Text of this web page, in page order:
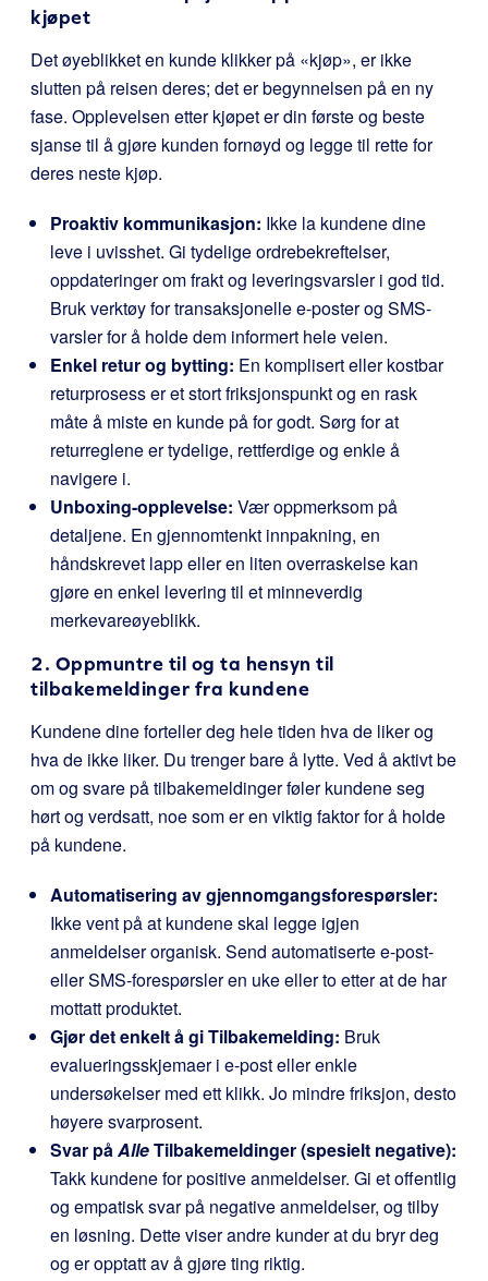
kjøpet
Det øyeblikket en kunde klikker på «kjøp», er ikke
slutten på reisen deres; det er begynnelsen på en ny
fase. Opplevelsen etter kjøpet er din første og beste
sjanse til å gjøre kunden fornøyd og legge til rette for
deres neste kjøp.
Proaktiv kommunikasjon: Ikke la kundene dine
leve i uvisshet. Gi tydelige ordrebekreftelser,
oppdateringer om frakt og leveringsvarsler i god tid.
Bruk verktøy for transaksjonelle e-poster og SMS-
varsler for å holde dem informert hele veien.
Enkel retur og bytting: En komplisert eller kostbar
returprosess er et stort friksjonspunkt og en rask
måte å miste en kunde på for godt. Sørg for at
returreglene er tydelige, rettferdige og enkle å
navigere i.
Unboxing-opplevelse: Vær oppmerksom på
detaljene. En gjennomtenkt innpakning, en
håndskrevet lapp eller en liten overraskelse kan
gjøre en enkel levering til et minneverdig
merkevareøyeblikk.
2. Oppmuntre til og ta hensyn til
tilbakemeldinger fra kundene
Kundene dine forteller deg hele tiden hva de liker og
hva de ikke liker. Du trenger bare å lytte. Ved å aktivt be
om og svare på tilbakemeldinger føler kundene seg
hørt og verdsatt, noe som er en viktig faktor for å holde
på kundene.
Automatisering av gjennomgangsforespørsler:
Ikke vent på at kundene skal legge igjen
anmeldelser organisk. Send automatiserte e-post-
eller SMS-forespørsler en uke eller to etter at de har
mottatt produktet.
Gjør det enkelt å gi Tilbakemelding: Bruk
evalueringsskjemaer i e-post eller enkle
undersøkelser med ett klikk. Jo mindre friksjon, desto
høyere svarprosent.
Svar påAlleTilbakemeldinger (spesielt negative):
Takk kundene for positive anmeldelser. Gi et offentlig
og empatisk svar på negative anmeldelser, og tilby
en løsning. Dette viser andre kunder at du bryr deg
og er opptatt av å gjøre ting riktig.